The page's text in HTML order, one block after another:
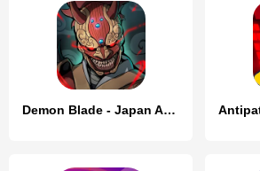
Demon Blade - Japan Action RPG